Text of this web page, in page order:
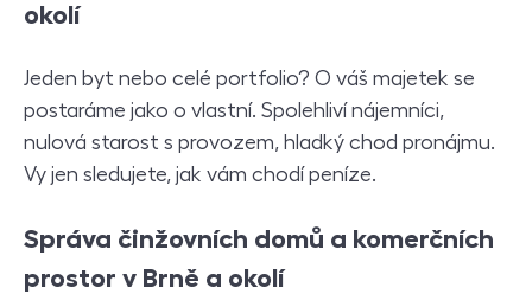
okolí
Jeden byt nebo celé portfolio? O váš majetek se
postaráme jako o vlastní. Spolehliví nájemníci,
nulová starost s provozem, hladký chod pronájmu.
Vy jen sledujete, jak vám chodí peníze.
Správa činžovních domů a komerčních
prostor v Brně a okolí